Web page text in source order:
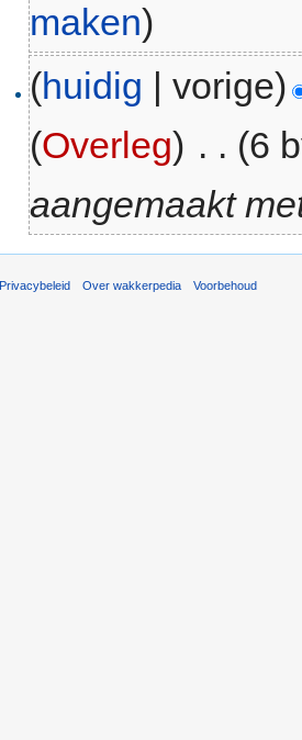
maken)
(huidig | vorige)
(Overleg) . . (6
aangemaakt
Privacybeleid Over wakkerpedia Voorbehoud